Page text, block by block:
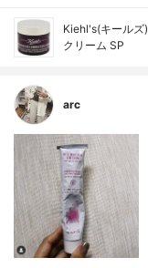
Kiehl's(キールズ)
クリーム SP
arc